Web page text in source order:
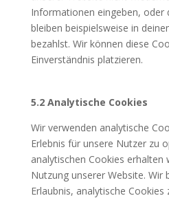
Informationen eingeben, oder
bleiben beispielsweise in
bezahlst. Wir können diese
Einverständnis platzieren.
5.2 Analytische Cookies
Wir verwenden analytische
Erlebnis für unsere Nutzer zu
analytischen Cookies erhalten
Nutzung unserer Website. Wir
Erlaubnis, analytische Cookies